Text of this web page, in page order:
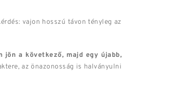
vajon hosszú távon tényleg az
jön a következő, majd egy újabb,
az önazonosság is halványulni